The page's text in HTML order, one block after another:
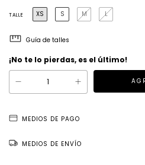
TALLE XS S M L
Guía de talles
¡No te lo pierdas, es el último!
MEDIOS DE PAGO
MEDIOS DE ENVÍO